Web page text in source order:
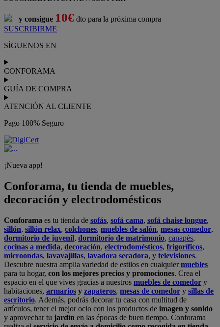
y consigue 10€ dto para la próxima compra
SUSCRIBIRME
SÍGUENOS EN
CONFORAMA
GUÍA DE COMPRA
ATENCIÓN AL CLIENTE
Pago 100% Seguro
¡Nueva app!
Conforama, tu tienda de muebles,
decoración y electrodomésticos
Conforama es tu tienda de sofás, sofá cama, sofá chaise longue,
sillón, sillón relax, colchones, muebles de salón, mesas comedor,
dormitorio de juvenil, dormitorio de matrimonio, canapés,
cocinas a medida, decoración, electrodomésticos, frigoríficos,
microondas, lavavajillas, lavadora secadora, y televisiones.
Descubre nuestra amplia variedad de estilos en cualquiermuebles
para tu hogar, con los mejores precios y promociones. Crea el
espacio en el que vives gracias a nuestros muebles de comedor y
habitaciones, armarios y zapateros, mesas de comedor y sillas de
escritorio. Además, podrás decorar tu casa con multitud de
artículos, tener el mejor ocio con los productos de imagen y sonido
y aprovechar tu jardín en las épocas de buen tiempo. Conforama